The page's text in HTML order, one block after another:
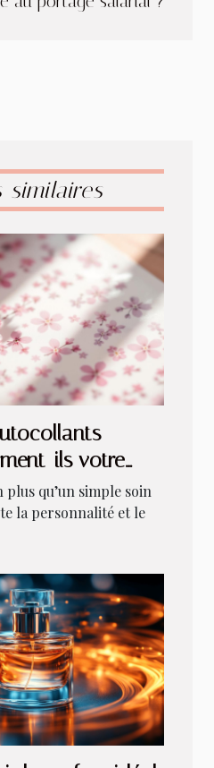
similaires
ils votre
qu’un simple soin
la personnalité et le